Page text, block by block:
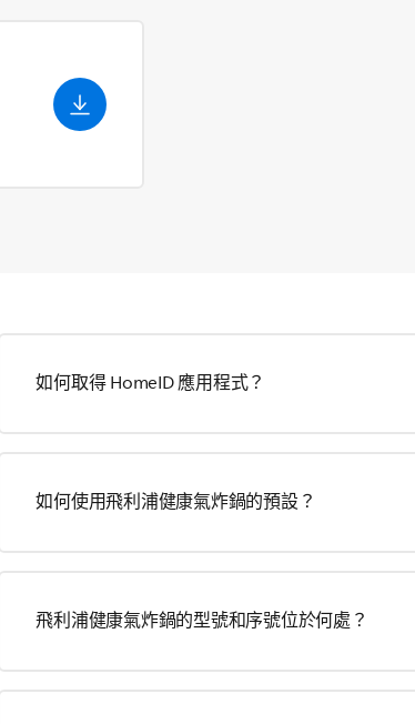
如何取得 HomeID 應用程式？
如何使用飛利浦健康氣炸鍋的預設？
飛利浦健康氣炸鍋的型號和序號位於何處？